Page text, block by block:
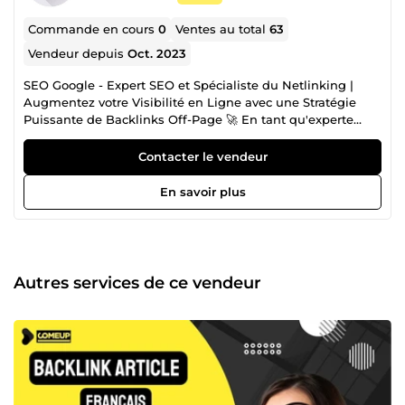
Commande en cours0 Ventes au total63
Vendeur depuisOct. 2023
SEO Google - Expert SEO et Spécialiste du Netlinking |
Augmentez votre Visibilité en Ligne avec une Stratégie
Puissante de Backlinks Off-Page 🚀 En tant qu'experte
chevronnée en référencement SEO, je me distingue par
une spécialisation avancée dans la création de backlinks
off-page et une expertise inégalée dans le domaine du
Backlinking puissant. Avec une carrière imprégnée d'une
expérience significative dans le marketing SEO siteweb, je
Bing et Yahoo. 🌐 Maîtrise Approfondie du SEO et
Backlinking : Fortifiée par une compréhension approfondie
stratégies méticuleuses visant à optimiser la visibilité en
ligne de mes clients. Mon engagement envers l'excellence
se traduit par une passion inébranlable pour
l'optimisation, me permettant de demeurer à la pointe des
dernières tendances et évolutions du référencement. 💼
Contacter le vendeur
En savoir plus
Autres services de ce vendeur